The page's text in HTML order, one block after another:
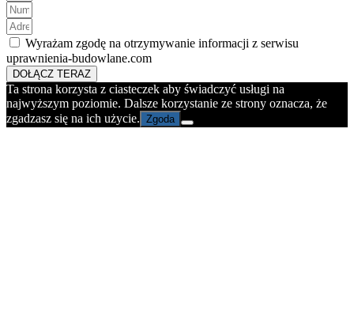
Wyrażam zgodę na otrzymywanie informacji z serwisu
uprawnienia-budowlane.com
DOŁĄCZ TERAZ
Ta strona korzysta z ciasteczek aby świadczyć usługi na
najwyższym poziomie. Dalsze korzystanie ze strony oznacza, że
zgadzasz się na ich użycie. Zgoda